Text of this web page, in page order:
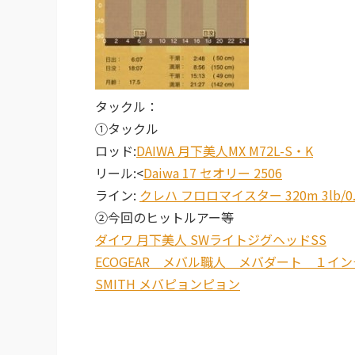
タックル：
①タックル
ロッド:DAIWA 月下美人MX M72L-S・K
リール:<Daiwa 17 セオリー 2506
ライン: クレハ フロロマイスター 320m 3lb/
②今回のヒットルアー等
ダイワ 月下美人 SWライトジグヘッドSS
ECOGEAR メバル職人 メバダート １イン
SMITH メバピョンピョン